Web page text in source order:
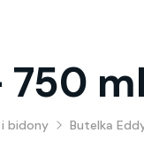
750
bidony Butelka